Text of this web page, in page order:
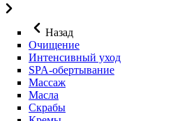
Назад
Очищение
Интенсивный уход
SPA-обертывание
Массаж
Масла
Скрабы